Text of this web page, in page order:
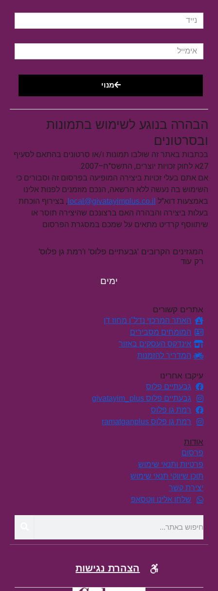
מנוי
הבהרה בנוגע לשימוש בתמונות
ובסרטונים
בכתבות באתר זה שולבו תמונות ו/או סרטונים בהתאם לסעיף
27א לחוק זכויות יוצרים, התשס"ח–2007.
אם אתם בעלי זכויות ביצירה המופיעה בפרסום זה וסבורים כי
השימוש בה נעשה ללא הרשאה, הנכם מוזמנים לפנות אלינו
באמצעות דוא"ל local@givatayimplus.co.il , בצירוף הוכחת
בעלות ביצירה והבהרה האם ברצונכם שהיצירה תוסר או
שיתווסף קרדיט מתאים על שמכם במסגרת הפרסום
המגזינים הקרובים 'גבעתיים פלוס' ו'רמת גן פלוס'
רק עוד
ימים
אתרים קשורים
האתר המרכזי נדל"ן מחוז דן
המומחים מסבירים
אינדקס העסקים באזור
המדריך להזמנות
עיקבו אחרינו
גבעתיים פלוס
גבעתיים פלוס givatayim_plus
רמת גן פלוס
רמת גן פלוס ramatganplus
אודות
פרסום
פרטיות ותנאי שימוש
תוכן שיווקי תנאי שימוש
יצירת קשר
שלחו אלינו ווטסאפ
הצהרת נגישות